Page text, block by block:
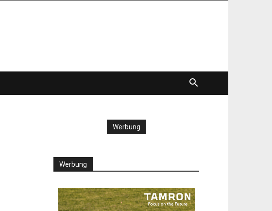
Werbung
Werbung